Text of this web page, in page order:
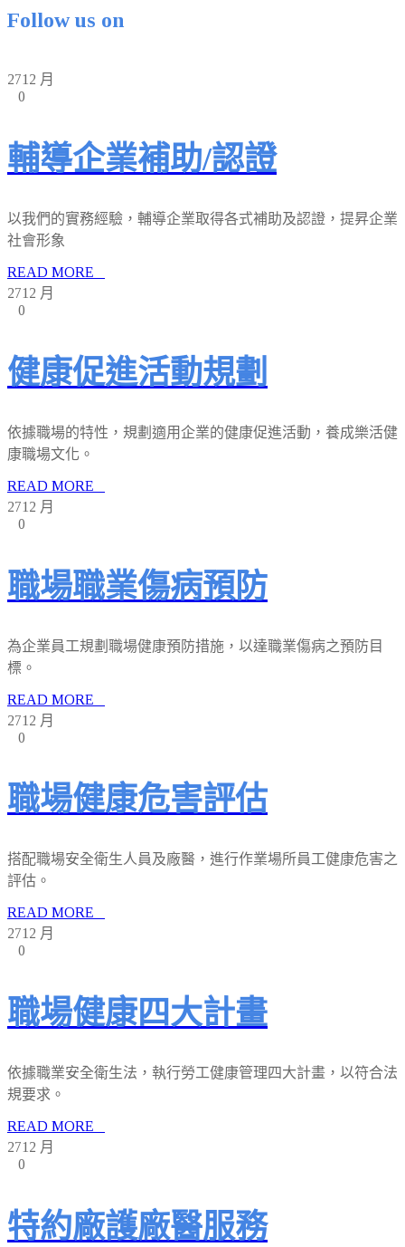
Follow us on
2712 月
0
輔導企業補助/認證
以我們的實務經驗，輔導企業取得各式補助及認證，提昇企業
社會形象
READ MORE
2712 月
0
健康促進活動規劃
依據職場的特性，規劃適用企業的健康促進活動，養成樂活健
康職場文化。
READ MORE
2712 月
0
職場職業傷病預防
為企業員工規劃職場健康預防措施，以達職業傷病之預防目
標。
READ MORE
2712 月
0
職場健康危害評估
搭配職場安全衛生人員及廠醫，進行作業場所員工健康危害之
評估。
READ MORE
2712 月
0
職場健康四大計畫
依據職業安全衛生法，執行勞工健康管理四大計畫，以符合法
規要求。
READ MORE
2712 月
0
特約廠護廠醫服務